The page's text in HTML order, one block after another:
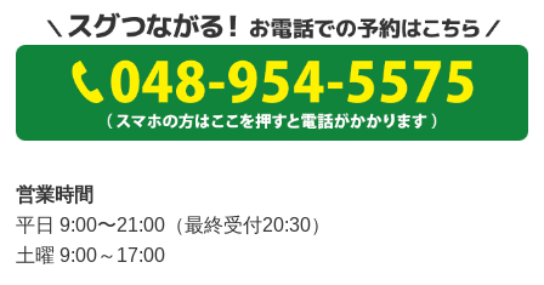
営業時間
平日 9:00〜21:00（最終受付20:30）
土曜 9:00～17:00